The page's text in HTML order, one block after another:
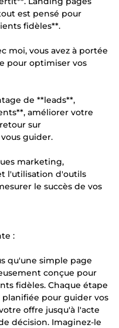
est pensé pour
fidèles**.
moi, vous avez à portée
pour optimiser vos
de **leads**,
améliorer votre
sur
guider.
marketing,
l'utilisation d'outils
le succès de vos
:
qu'une simple page
conçue pour
fidèles. Chaque étape
pour guider vos
offre jusqu'à l'acte
décision. Imaginez-le